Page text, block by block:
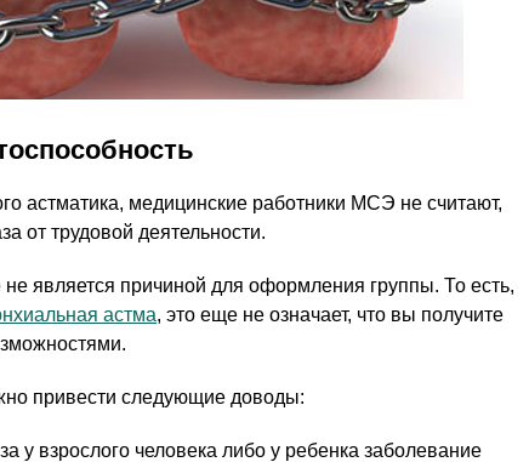
астматика, медицинские работники МСЭ не считают,
от трудовой деятельности.
является причиной для оформления группы. То есть,
астма, это еще не означает, что вы получите
привести следующие доводы:
у взрослого человека либо у ребенка заболевание